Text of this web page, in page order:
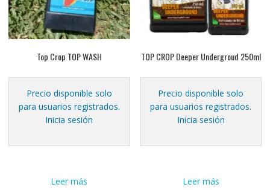
Top Crop TOP WASH
Precio disponible solo
para usuarios registrados.
Inicia sesión
Leer más
TOP CROP Deeper Undergroud 250ml
Precio disponible solo
para usuarios registrados.
Inicia sesión
Leer más